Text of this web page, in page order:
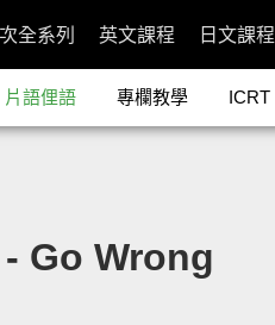
全系列 英文課程 日文課程
片語俚語 專欄教學 ICRT
- Go Wrong